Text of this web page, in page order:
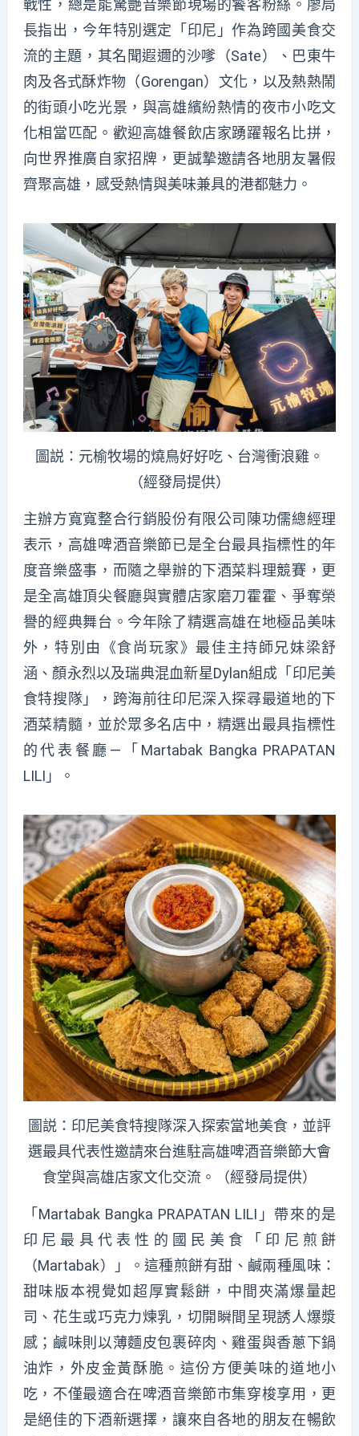
戰性，總是能驚艷音樂節現場的饕客粉絲。廖局
長指出，今年特別選定「印尼」作為跨國美食交
流的主題，其名聞遐邇的沙嗲（Sate）、巴東牛
肉及各式酥炸物（Gorengan）文化，以及熱熱鬧
的街頭小吃光景，與高雄繽紛熱情的夜市小吃文
化相當匹配。歡迎高雄餐飲店家踴躍報名比拼，
向世界推廣自家招牌，更誠摯邀請各地朋友暑假
齊聚高雄，感受熱情與美味兼具的港都魅力。
圖説：元榆牧場的燒鳥好好吃、台灣衝浪雞。
（經發局提供）
主辦方寬寬整合行銷股份有限公司陳功儒總經理
表示，高雄啤酒音樂節已是全台最具指標性的年
度音樂盛事，而隨之舉辦的下酒菜料理競賽，更
是全高雄頂尖餐廳與實體店家磨刀霍霍、爭奪榮
譽的經典舞台。今年除了精選高雄在地極品美味
外，特別由《食尚玩家》最佳主持師兄妹梁舒
涵、顏永烈以及瑞典混血新星Dylan組成「印尼美
食特搜隊」，跨海前往印尼深入探尋最道地的下
酒菜精髓，並於眾多名店中，精選出最具指標性
的代表餐廳—「Martabak Bangka PRAPATAN
LILI」。
圖説：印尼美食特搜隊深入探索當地美食，並評
選最具代表性邀請來台進駐高雄啤酒音樂節大會
食堂與高雄店家文化交流。（經發局提供）
「Martabak Bangka PRAPATAN LILI」帶來的是
印尼最具代表性的國民美食「印尼煎餅
（Martabak）」。這種煎餅有甜、鹹兩種風味：
甜味版本視覺如超厚實鬆餅，中間夾滿爆量起
司、花生或巧克力煉乳，切開瞬間呈現誘人爆漿
感；鹹味則以薄麵皮包裹碎肉、雞蛋與香蔥下鍋
油炸，外皮金黃酥脆。這份方便美味的道地小
吃，不僅最適合在啤酒音樂節市集穿梭享用，更
是絕佳的下酒新選擇，讓來自各地的朋友在暢飲